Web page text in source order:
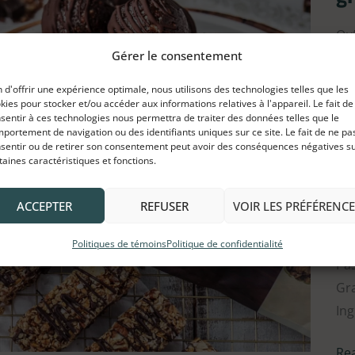
Gérer le consentement
d'offrir une expérience optimale, nous utilisons des technologies telles que les
pour stocker et/ou accéder aux informations relatives à l'appareil. Le fait de
à ces technologies nous permettra de traiter des données telles que le
de navigation ou des identifiants uniques sur ce site. Le fait de ne
ou de retirer son consentement peut avoir des conséquences négatives
caractéristiques et fonctions.
ACCEPTER REFUSER VOIR LES
Politiques de témoinsPolitique de confidentialité
au
sans
au